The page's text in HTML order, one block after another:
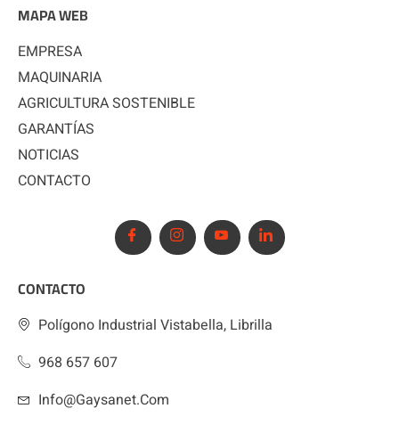
MAPA WEB
EMPRESA
MAQUINARIA
AGRICULTURA SOSTENIBLE
GARANTÍAS
NOTICIAS
CONTACTO
CONTACTO
Polígono Industrial Vistabella, Librilla
968 657 607
Info@gaysanet.com